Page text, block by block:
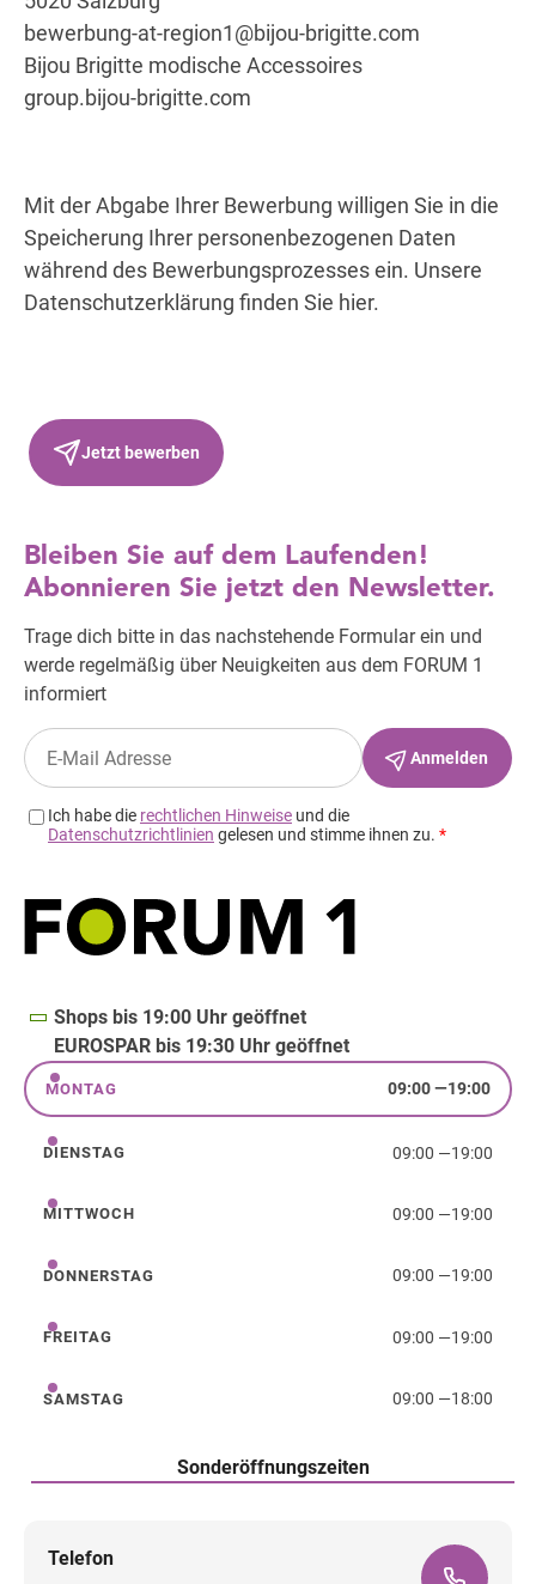
bewerbung-at-region1@bijou-brigitte.com
Bijou Brigitte modische Accessoires
group.bijou-brigitte.com
Mit der Abgabe Ihrer Bewerbung willigen Sie in die
Speicherung Ihrer personenbezogenen Daten
während des Bewerbungsprozesses ein. Unsere
Datenschutzerklärung finden Sie hier.
Jetzt bewerben
Shops bis 19:00 Uhr geöffnet
EUROSPAR bis 19:30 Uhr geöffnet
Montag
MONTAG 09:00—19:00
Dienstag
DIENSTAG 09:00 —19:00
Mittwoch
MITTWOCH 09:00 —19:00
Donnerstag
DONNERSTAG 09:00 —19:00
Freitag
FREITAG 09:00 —19:00
Samstag
SAMSTAG 09:00 —18:00
Sonderöffnungszeiten
Telefon